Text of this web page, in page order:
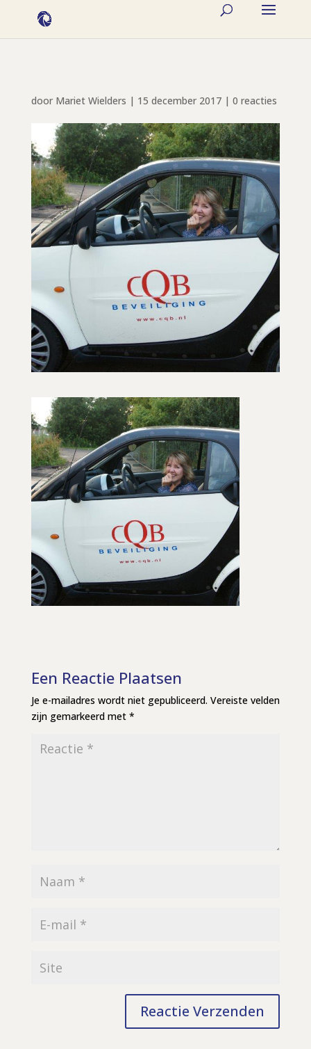
door Mariet Wielders | 15 december 2017| 0 reacties
Een Reactie Plaatsen
Je e-mailadres wordt niet gepubliceerd. Vereiste velden
zijn gemarkeerd met *